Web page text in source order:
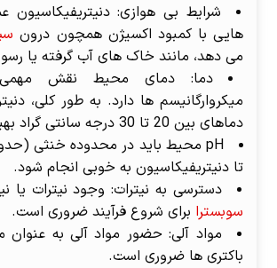
شرایط بی هوازی: دنیتریفیکاسیون
هایی با کمبود اکسیژن همچون درون
می دهد، مانند خاک های آب گرفته یا
دما: دمای محیط نقش
میکروارگانیسم ها دارد. به طور کلی،
دماهای بین 20 تا 30 درجه سانتی گراد بهینه است.
تا دنیتریفیکاسیون به خوبی انجام شود.
دسترسی به نیترات: وجود نیترات یا
سوبسترا برای شروع فرآیند ضروری است.
مواد آلی: حضور مواد آلی به عنوان
باکتری ها ضروری است.